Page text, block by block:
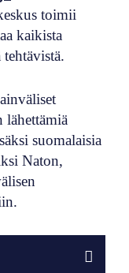
toimii
kaikista
lähettämiä
suomalaisia
Naton,